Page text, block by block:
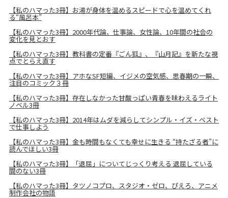
【私のハマった3冊】お湯が身体を温めるスピードで心を温めてくれ
る“風呂本”
【私のハマった3冊】2000年代論、仕事論、女性論、10年間の社会の
変化を見とおす
【私のハマった3冊】教科書の定番『ごん狐』、『山月記』を新たな視
点でとらえ直す
【私のハマった3冊】アホなSF短編、イジメの空気感、思春期の一瞬、
注目のコミック３冊
【私のハマった3冊】存在しなかった甘酸っぱい青春を味わえるライト
ノベル3冊
【私のハマった3冊】2014年はムダを減らしてシンプル・イズ・ベスト
で仕事しよう
【私のハマった3冊】金も時間もなくても幸せに生きる “持たざる者”に
読んでほしい3冊
【私のハマった3冊】「退屈」についてじっくり考える 退屈している
間のない3冊
【私のハマった3冊】タツノコプロ、スタジオ・ゼロ、ぴえろ、アニメ
制作会社の物語